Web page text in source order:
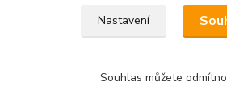
Nastavení
Souhlas můžete